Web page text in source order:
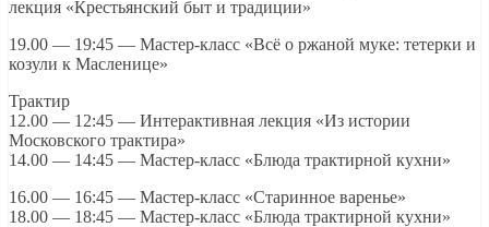
лекция «Крестьянский быт и традиции»
19.00 — 19:45 — Мастер-класс «Всё о ржаной муке: тетерки и
козули к Масленице»
Трактир
12.00 — 12:45 — Интерактивная лекция «Из истории
Московского трактира»
14.00 — 14:45 — Мастер-класс «Блюда трактирной кухни»
16.00 — 16:45 — Мастер-класс «Старинное варенье»
18.00 — 18:45 — Мастер-класс «Блюда трактирной кухни»